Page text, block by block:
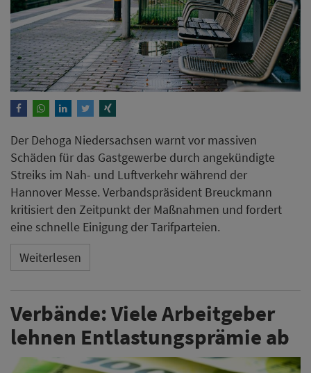
Der Dehoga Niedersachsen warnt vor massiven
Schäden für das Gastgewerbe durch angekündigte
Streiks im Nah- und Luftverkehr während der
Hannover Messe. Verbandspräsident Breuckmann
kritisiert den Zeitpunkt der Maßnahmen und fordert
eine schnelle Einigung der Tarifparteien.
Weiterlesen
Verbände: Viele Arbeitgeber
lehnen Entlastungsprämie ab